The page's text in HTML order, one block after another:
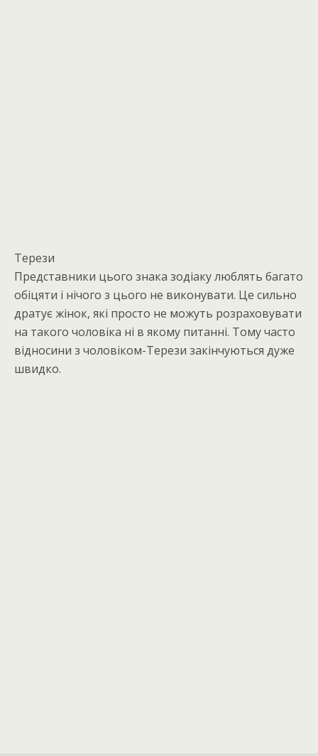
Терези
Представники цього знака зодіаку люблять багато
обіцяти і нічого з цього не виконувати. Це сильно
дратує жінок, які просто не можуть розраховувати
на такого чоловіка ні в якому питанні. Тому часто
відносини з чоловіком-Терези закінчуються дуже
швидко.